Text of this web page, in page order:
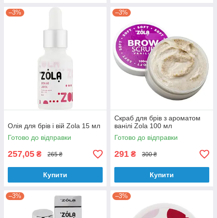
–3%
Олія для брів і вій Zola 15 мл
Готово до відправки
257,05 ₴ 265 ₴
Купити
–3%
Скраб для брів з ароматом
ванілі Zola 100 мл
Готово до відправки
291 ₴ 300 ₴
Купити
–3% –3%